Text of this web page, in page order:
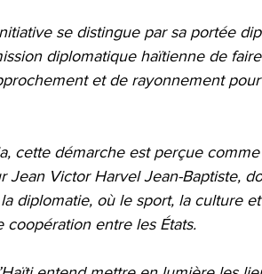
se distingue par sa portée
diplomatique haïtienne de
et de rayonnement
cette démarche est perçue
Jean Victor Harvel Jean-Baptiste,
diplomatie, où le sport, la culture
entre les États.